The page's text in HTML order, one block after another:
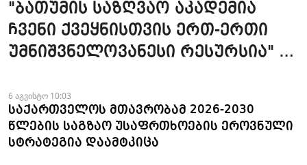
"ბათუმის საზღვაო აკადემია
ჩვენი ქვეყნისთვის ერთ-ერთი
უმნიშვნელოვანესი რესურსია" -
6 აგვისტო 10:03
საქართველოს მთავრობამ 2026-2030
წლების საგზაო უსაფრთხოების ეროვნული
სტრატეგია დაამტკიცა